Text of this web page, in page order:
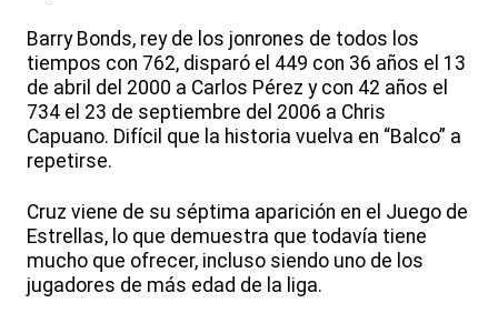
Barry Bonds, rey de los jonrones de todos los
tiempos con 762, disparó el 449 con 36 años el 13
de abril del 2000 a Carlos Pérez y con 42 años el
734 el 23 de septiembre del 2006 a Chris
Capuano. Difícil que la historia vuelva en “Balco” a
repetirse.
Cruz viene de su séptima aparición en el Juego de
Estrellas, lo que demuestra que todavía tiene
mucho que ofrecer, incluso siendo uno de los
jugadores de más edad de la liga.